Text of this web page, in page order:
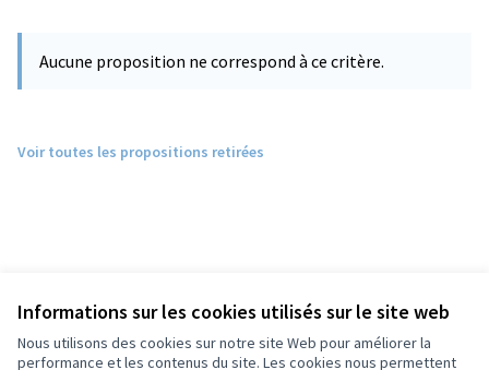
Informations sur les cookies utilisés sur le site web
Nous utilisons des cookies sur notre site Web pour améliorer la
performance et les contenus du site. Les cookies nous permettent
Aucune proposition ne correspond à ce critère.
Voir toutes les propositions retirées